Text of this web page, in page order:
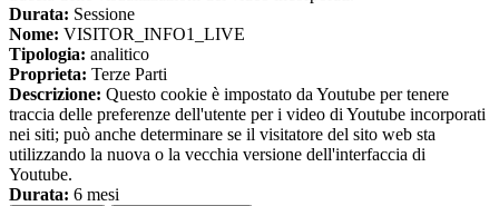
Durata: Sessione
Nome: VISITOR_INFO1_LIVE
Tipologia: analitico
Proprieta: Terze Parti
Descrizione: Questo cookie è impostato da Youtube per tenere
traccia delle preferenze dell'utente per i video di Youtube incorporati
nei siti; può anche determinare se il visitatore del sito web sta
utilizzando la nuova o la vecchia versione dell'interfaccia di
Youtube.
Durata: 6 mesi